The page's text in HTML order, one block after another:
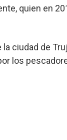
quien en
ciudad de
los